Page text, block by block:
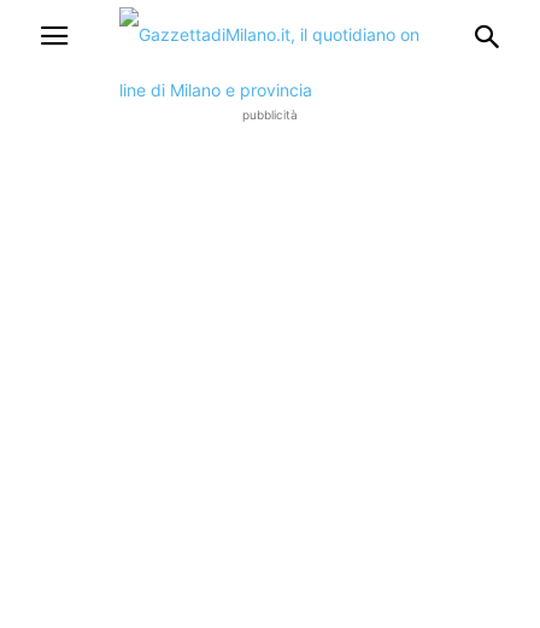
pubblicità